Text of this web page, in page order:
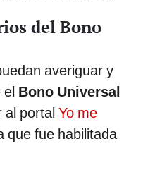
del Bono
averiguar y
el Bono Universal
al portal Yo me
que fue habilitada